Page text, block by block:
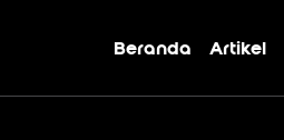
Beranda Artikel